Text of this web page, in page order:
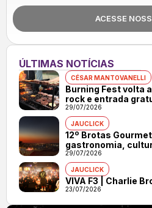
ACESSE
ÚLTIMAS NOTÍCIAS
CÉSAR MANTOVANELLI
Burning Fest volta
rock e entrada
29/07/2026
JAUCLICK
12º Brotas
gastronomia,
29/07/2026
JAUCLICK
VIVA F3 | Charlie
23/07/2026